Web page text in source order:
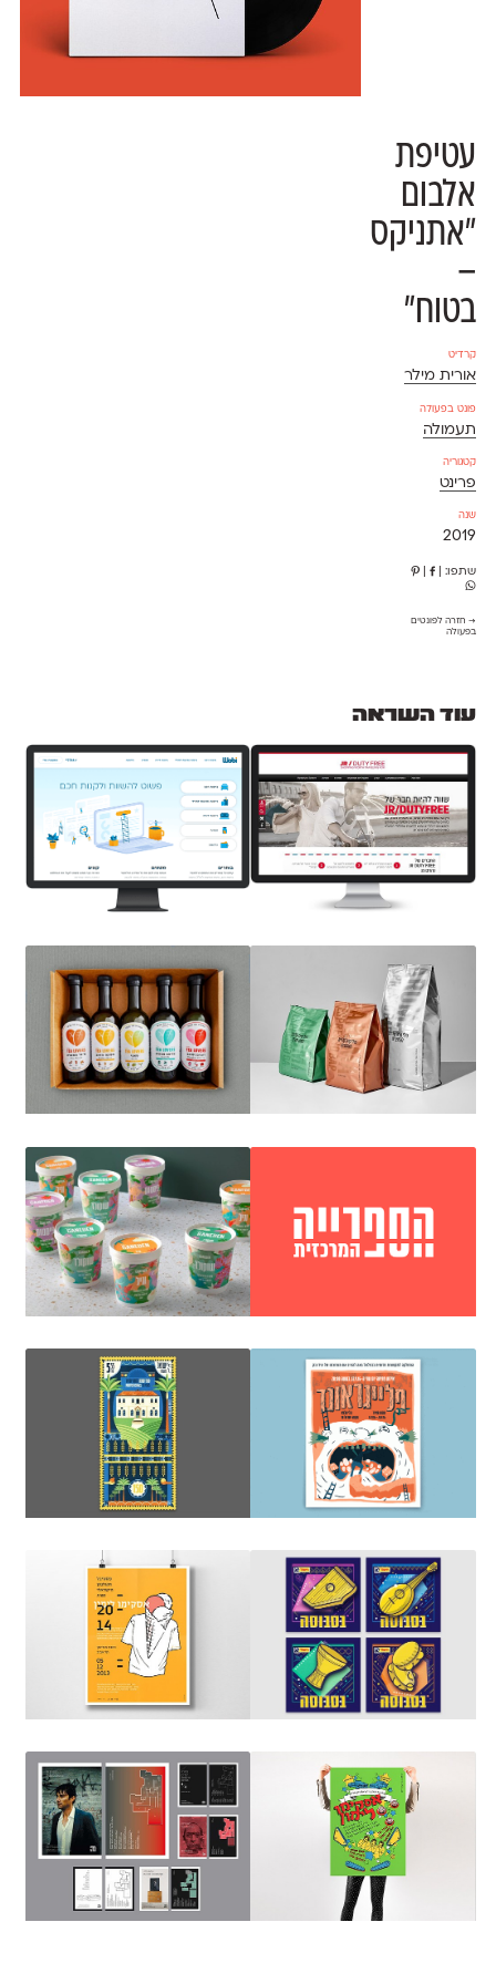
עטיפת
אלבום
״אתניקס
–
בטוח״
קרדיט
אורית מילר
פונט בפעולה
תעמולה
קטגוריה
פרינט
שנה
2019
שתפו: |
→ חזרה לפונטים
בפעולה
עוד השראה